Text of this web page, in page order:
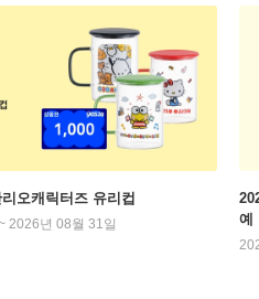
오캐릭터즈 유리컵
2026년 08월 31일
예